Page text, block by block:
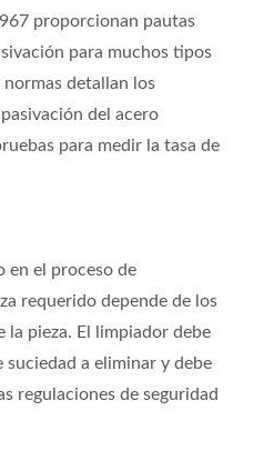
proporcionan pautas
para muchos tipos
normas detallan los
del acero
para medir la tasa de
en el proceso de
requerido depende de los
pieza. El limpiador debe
a eliminar y debe
regulaciones de seguridad